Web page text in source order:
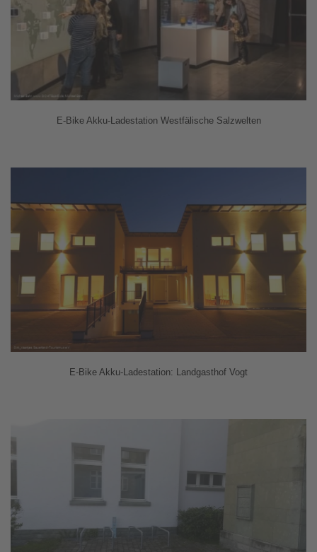
E-Bike Akku-Ladestation Westfälische Salzwelten
E-Bike Akku-Ladestation: Landgasthof Vogt